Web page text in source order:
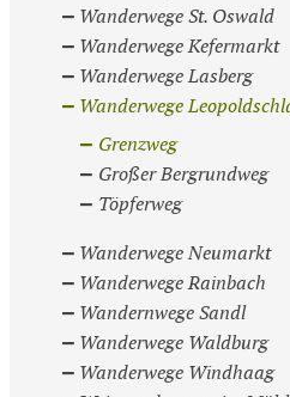
Wanderwege St. Oswald
Wanderwege Kefermarkt
Wanderwege Lasberg
Wanderwege
Grenzweg
Großer Bergrundweg
Töpferweg
Wanderwege Neumarkt
Wanderwege Rainbach
Wandernwege Sandl
Wanderwege Waldburg
Wanderwege Windhaag